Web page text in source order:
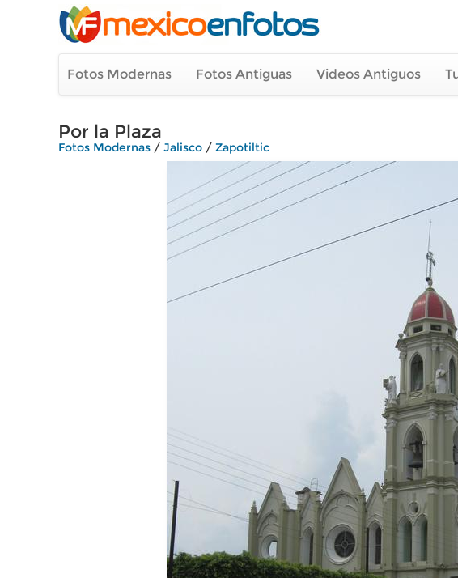
Fotos Modernas Fotos Antiguas Videos Antiguos
Por la Plaza
Fotos Modernas / Jalisco / Zapotiltic